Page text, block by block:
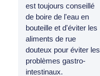
est toujours conseillé
de boire de l'eau en
bouteille et d'éviter les
aliments de rue
douteux pour éviter les
problèmes gastro-
intestinaux.